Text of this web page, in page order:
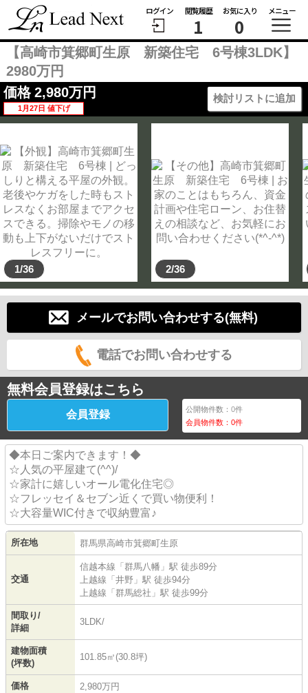
ログイン 閲覧履歴
1
お気に入り
0
メニュー
【高崎市箕郷町生原 新築住宅 6号棟3LDK】
2980万円
価格 2,980万円
1月27日 値下げ
検討リストに追加
1/36 2/36
メールでお問い合わせする(無料)
電話でお問い合わせする
無料会員登録はこちら
会員登録 公開物件数：0件
会員物件数：0件
◆本日ご案内できます！◆
☆人気の平屋建て(^^)/
☆家計に嬉しいオール電化住宅◎
☆フレッセイ＆セブン近くで買い物便利！
☆大容量WIC付きで収納豊富♪
所在地 群馬県高崎市箕郷町生原
交通
信越本線 「 群馬八幡 」駅 徒歩89分
上越線 「 井野 」駅 徒歩94分
上越線 「 群馬総社 」駅 徒歩99分
間取り/
詳細
3LDK/
建物面積
(坪数)
101.85㎡(30.8坪)
価格 2,980万円